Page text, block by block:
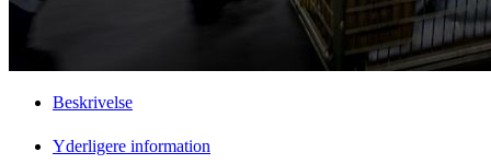
Beskrivelse
Yderligere information